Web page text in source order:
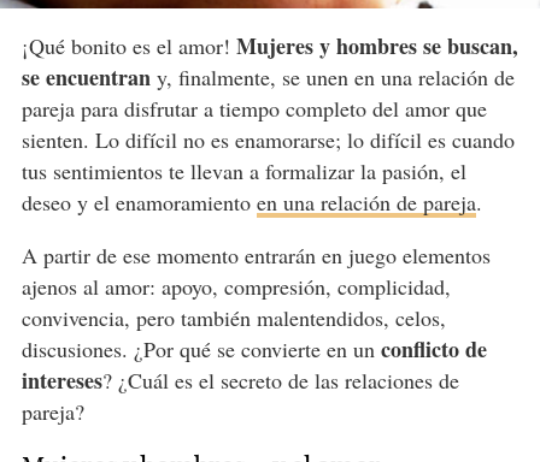
¡Qué bonito es el amor! Mujeres y hombres se buscan,
se encuentrany, finalmente, se unen en una relación de
pareja para disfrutar a tiempo completo del amor que
sienten. Lo difícil no es enamorarse; lo difícil es cuando
tus sentimientos te llevan a formalizar la pasión, el
deseo y el enamoramiento en una relación de pareja.
A partir de ese momento entrarán en juego elementos
ajenos al amor: apoyo, compresión, complicidad,
convivencia, pero también malentendidos, celos,
discusiones. ¿Por qué se convierte en un conflicto de
intereses? ¿Cuál es el secreto de las relaciones de
pareja?